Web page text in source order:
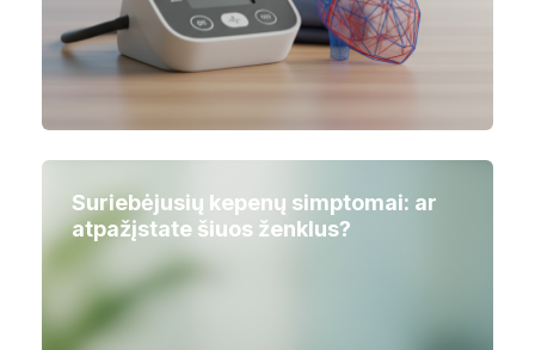
Suriebėjusių kepenų simptomai: ar
atpažįstate šiuos ženklus?